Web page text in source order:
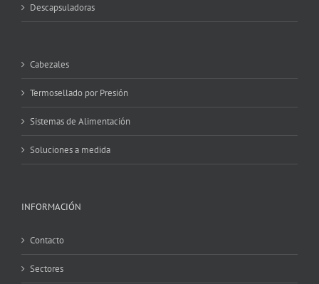
Descapsuladoras
Cabezales
Termosellado por Presión
Sistemas de Alimentación
Soluciones a medida
INFORMACIÓN
Contacto
Sectores